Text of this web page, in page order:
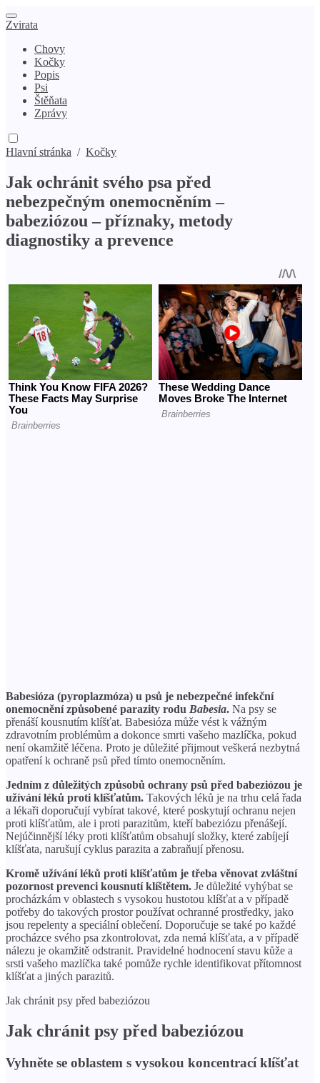
Zvirata
Chovy
Kočky
Popis
Psi
Štěňata
Zprávy
Hlavní stránka / Kočky
Jak ochránit svého psa před
nebezpečným onemocněním –
babeziózou – příznaky, metody
diagnostiky a prevence
Babesióza (pyroplazmóza) u psů je nebezpečné infekční
onemocnění způsobené parazity rodu Babesia. Na psy se
přenáší kousnutím klíšťat. Babesióza může vést k vážným
zdravotním problémům a dokonce smrti vašeho mazlíčka, pokud
není okamžitě léčena. Proto je důležité přijmout veškerá nezbytná
opatření k ochraně psů před tímto onemocněním.
Jedním z důležitých způsobů ochrany psů před babeziózou je
užívání léků proti klíšťatům. Takových léků je na trhu celá řada
a lékaři doporučují vybírat takové, které poskytují ochranu nejen
proti klíšťatům, ale i proti parazitům, kteří babeziózu přenášejí.
Nejúčinnější léky proti klíšťatům obsahují složky, které zabíjejí
klíšťata, narušují cyklus parazita a zabraňují přenosu.
Kromě užívání léků proti klíšťatům je třeba věnovat zvláštní
pozornost prevenci kousnutí klíštětem. Je důležité vyhýbat se
procházkám v oblastech s vysokou hustotou klíšťat a v případě
potřeby do takových prostor používat ochranné prostředky, jako
jsou repelenty a speciální oblečení. Doporučuje se také po každé
procházce svého psa zkontrolovat, zda nemá klíšťata, a v případě
nálezu je okamžitě odstranit. Pravidelné hodnocení stavu kůže a
srsti vašeho mazlíčka také pomůže rychle identifikovat přítomnost
klíšťat a jiných parazitů.
Jak chránit psy před babeziózou
Jak chránit psy před babeziózou
Vyhněte se oblastem s vysokou koncentrací klíšťat